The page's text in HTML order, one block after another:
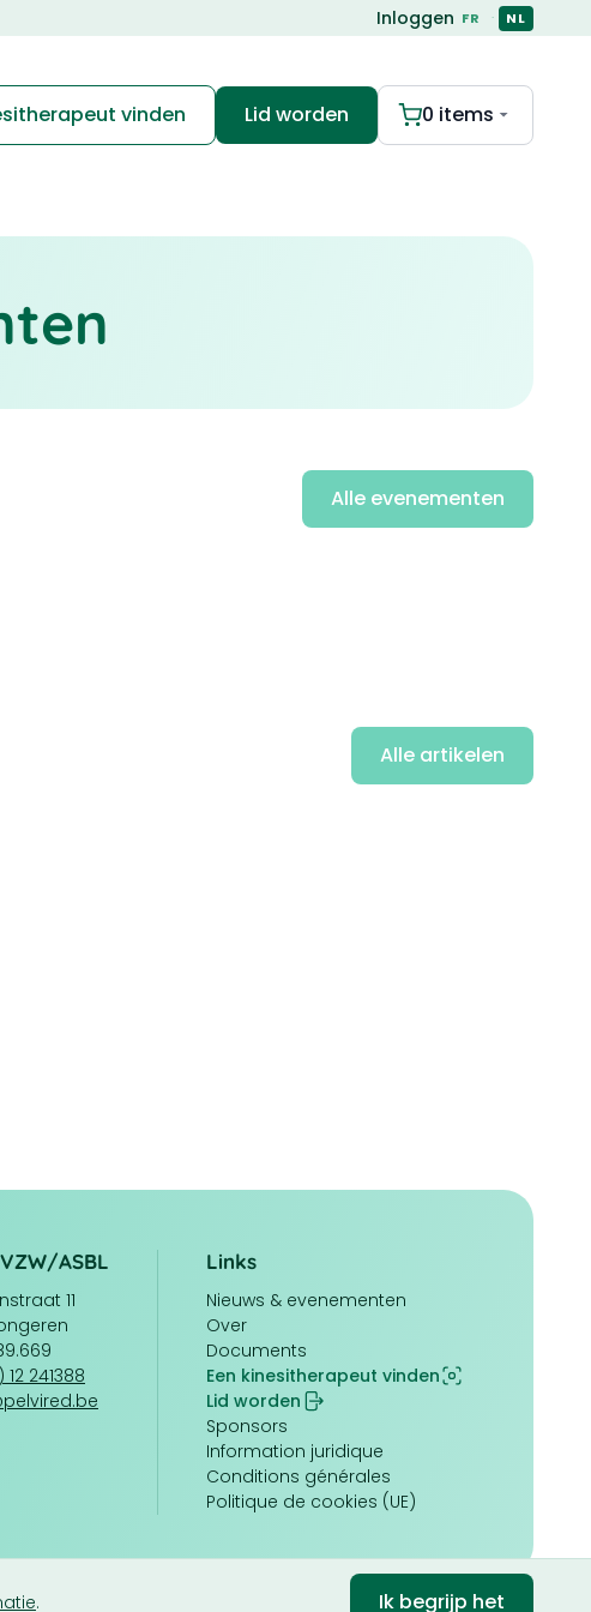
Inloggen FR · NL
vinden Lid worden 0 items
Alle evenementen
Alle artikelen
ASBL
11
241388
Links
Navigation
principale
Nieuws & evenementen
Over
Documents
Een kinesitherapeut vinden
Lid worden
Pied
de
page
Sponsors
Information juridique
Conditions générales
Politique de cookies (UE)
. Ik begrijp het